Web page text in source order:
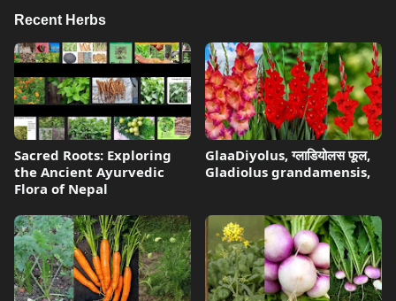
Recent Herbs
Sacred Roots: Exploring
the Ancient Ayurvedic
Flora of Nepal
GlaaDiyolus, ग्लाडियोलस फूल,
Gladiolus grandamensis,